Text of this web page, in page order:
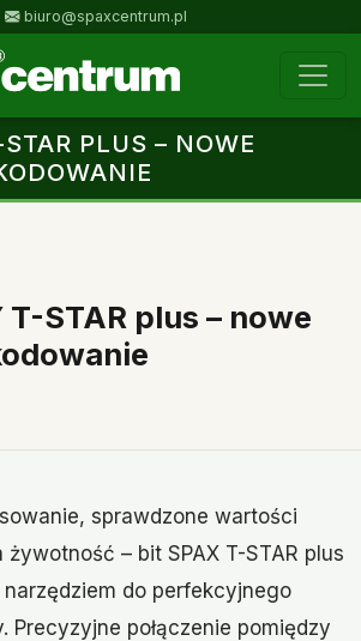
biuro@spaxcentrum.pl
PLUS – NOWE
T-STAR plus – nowe
sprawdzone wartości
żywotność – bit SPAX T-STAR plus
do perfekcyjnego
Precyzyjne połączenie pomiędzy